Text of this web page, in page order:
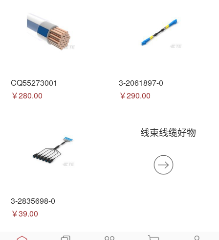
CQ55273001
￥280.00
3-2061897-0
￥290.00
3-2835698-0
￥39.00
线束线缆好物